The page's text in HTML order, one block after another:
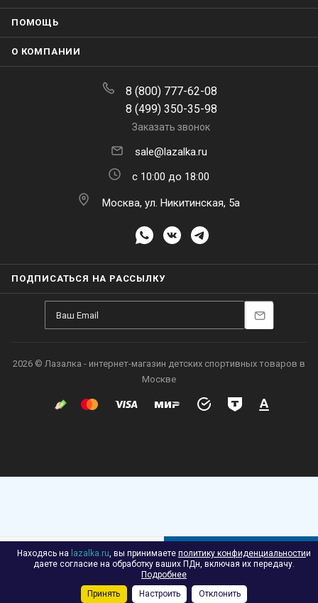
В КОРЗИНУ
ПОМОЩЬ
О КОМПАНИИ
8 (800) 777-62-08
8 (499) 350-35-98
Заказать звонок
sale@lazalka.ru
с 10:00 до 18:00
Москва, ул. Никитинская, 5а
ПОДПИСАТЬСЯ НА РАССЫЛКУ
2026 © Лазалка - интернет-магазин детских спортивных товаров в
Москве
Находясь на lazalka.ru, вы принимаете политику конфиденциальностии
даете согласие на обработку ваших ПДн, включая их передачу.
Подробнее
Принять
Настроить Отклонить
Акции Корзина Контакты Сравнение